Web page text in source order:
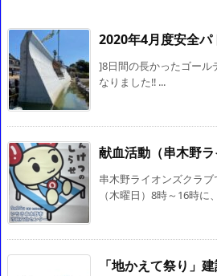
2020年4月度安全パ
]8日間の長かったゴール
なりました‼ ...
献血活動（串木野ラ
串木野ライオンズクラ
（木曜日）8時～16時に
「地かえて祭り」